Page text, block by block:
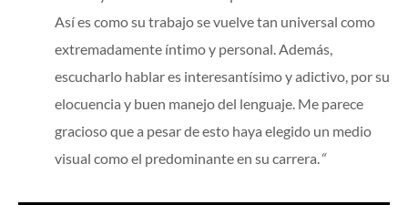
Así es como su trabajo se vuelve tan universal como
extremadamente íntimo y personal. Además,
escucharlo hablar es interesantísimo y adictivo, por su
elocuencia y buen manejo del lenguaje. Me parece
gracioso que a pesar de esto haya elegido un medio
visual como el predominante en su carrera.“